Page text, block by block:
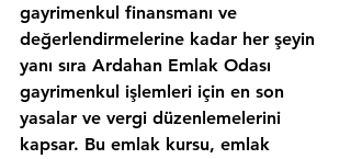
gayrimenkul finansmanı ve
değerlendirmelerine kadar her şeyin
yanı sıra Ardahan Emlak Odası
gayrimenkul işlemleri için en son
yasalar ve vergi düzenlemelerini
kapsar. Bu emlak kursu, emlak